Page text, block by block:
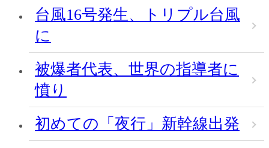
台風16号発生、トリプル台風
に
被爆者代表、世界の指導者に
憤り
初めての「夜行」新幹線出発